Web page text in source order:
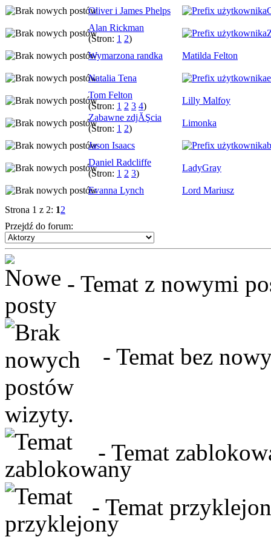
Oliver i James Phelps
Alan Rickman
(Stron: 1 2)
Wymarzona randka Matilda Felton
Natalia Tena
Tom Felton
(Stron: 1 2 3 4)
Lilly Malfoy
Zabawne zdjĂŞcia
(Stron: 1 2)
Limonka
Jason Isaacs
Daniel Radcliffe
(Stron: 1 2 3)
LadyGray
Evanna Lynch
Lord Mariusz
Strona 1 z 2: 12
Przejdź do forum:
- Temat z nowymi
- Temat bez
wizyty.
- Temat
- Temat